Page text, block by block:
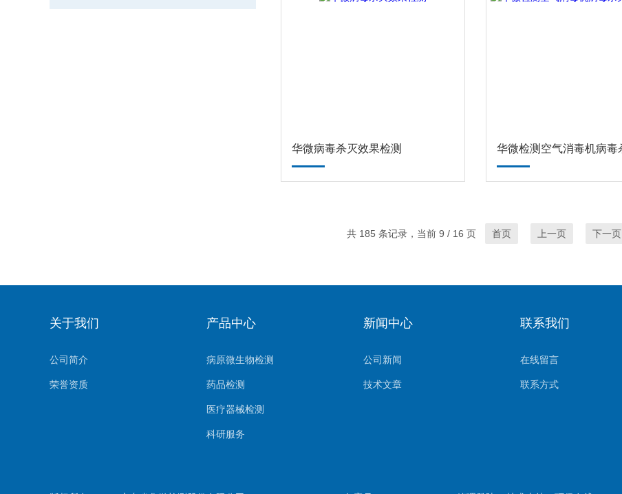
华微病毒杀灭效果检测
共 185 条记录，当前 9 / 16 页 首页 上一页 下一页
关于我们
公司简介
荣誉资质
产品中心
病原微生物检测
药品检测
医疗器械检测
科研服务
新闻中心
公司新闻
技术文章
联系我们
在线留言
联系方式